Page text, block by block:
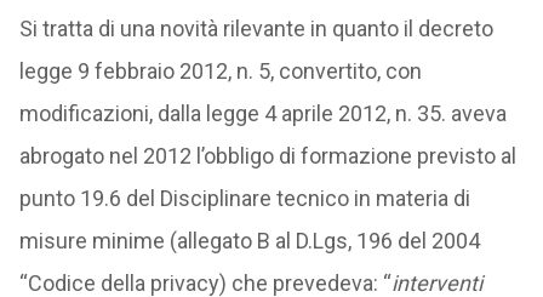
Si tratta di una novità rilevante in quanto il decreto
legge 9 febbraio 2012, n. 5, convertito, con
modificazioni, dalla legge 4 aprile 2012, n. 35. aveva
abrogato nel 2012 l’obbligo di formazione previsto al
punto 19.6 del Disciplinare tecnico in materia di
misure minime (allegato B al D.Lgs, 196 del 2004
“Codice della privacy) che prevedeva: “interventi